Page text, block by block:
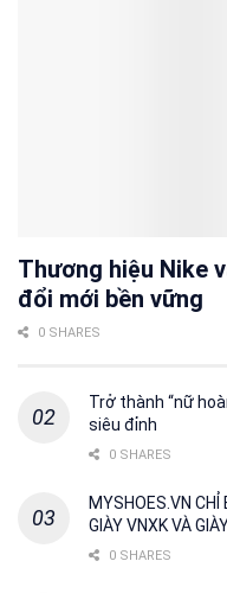
Thương hiệu Nike
đổi mới bền vững
0 SHARES
Trở thành “nữ
siêu đỉnh
0 SHARES
MYSHOES.VN CHỈ
GIÀY VNXK VÀ
0 SHARES